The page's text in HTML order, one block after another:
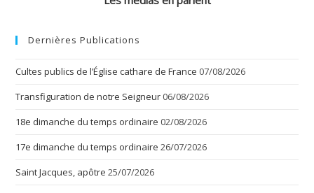
Dernières Publications
Cultes publics de l’Église cathare de France 07/08/2026
Transfiguration de notre Seigneur 06/08/2026
18e dimanche du temps ordinaire 02/08/2026
17e dimanche du temps ordinaire 26/07/2026
Saint Jacques, apôtre 25/07/2026